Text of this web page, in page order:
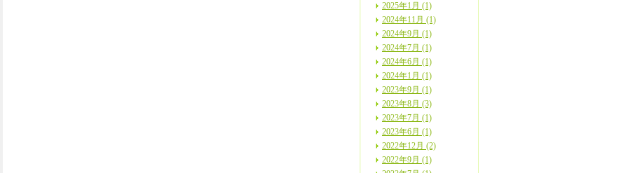
2025年1月 (1)
2024年11月 (1)
2024年9月 (1)
2024年7月 (1)
2024年6月 (1)
2024年1月 (1)
2023年9月 (1)
2023年8月 (3)
2023年7月 (1)
2023年6月 (1)
2022年12月 (2)
2022年9月 (1)